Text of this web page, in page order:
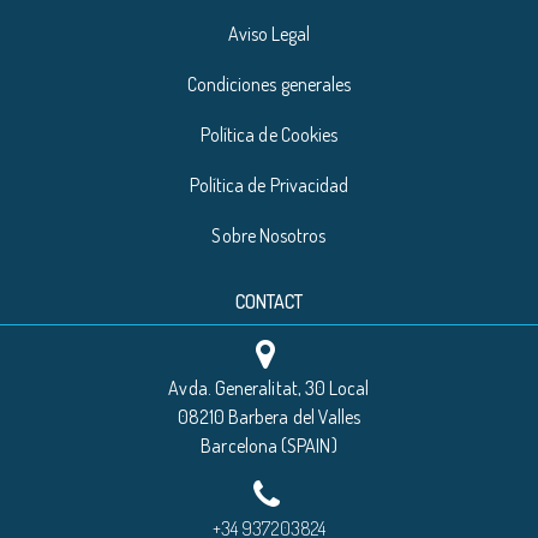
Aviso Legal
Condiciones generales
Política de Cookies
Política de Privacidad
Sobre Nosotros
CONTACT
Avda. Generalitat, 30 Local
08210 Barbera del Valles
Barcelona (SPAIN)
+34 937203824